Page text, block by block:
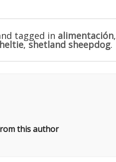
tagged in alimentación,
,shetland sheepdog.
this author